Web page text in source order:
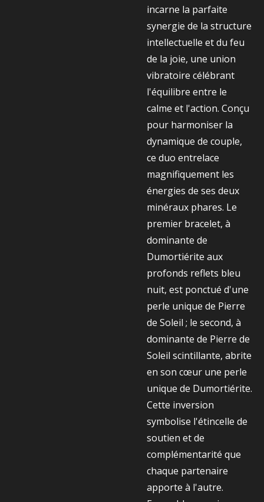
incarne la parfaite
synergie de la structure
intellectuelle et du feu
de la joie, une union
vibratoire célébrant
l'équilibre entre le
calme et l'action. Conçu
pour harmoniser la
dynamique de couple,
ce duo entrelace
magnifiquement les
énergies de ses deux
minéraux phares. Le
premier bracelet, à
dominante de
Dumortiérite aux
profonds reflets bleu
nuit, est ponctué d'une
perle unique de Pierre
de Soleil ; le second, à
dominante de Pierre de
Soleil scintillante, abrite
en son cœur une perle
unique de Dumortiérite.
Cette inversion
symbolise l'étincelle de
soutien et de
complémentarité que
chaque partenaire
apporte à l'autre.